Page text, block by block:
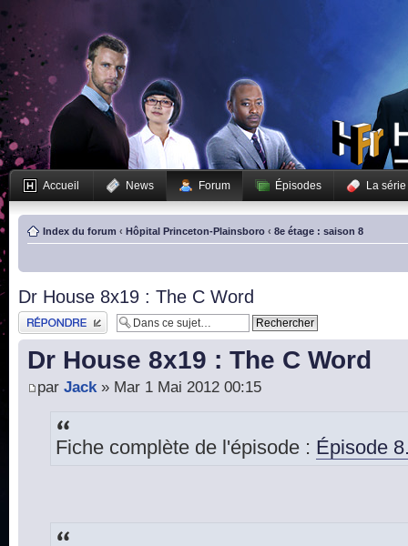
Accueil News Forum Épisodes La série
Index du forum ‹ Hôpital Princeton-Plainsboro ‹ 8e étage : saison 8
Dr House 8x19 : The C Word
Publier une réponse
Dr House 8x19 : The C Word
par Jack» Mar 1 Mai 2012 00:15
Fiche complète de l'épisode : Épisode